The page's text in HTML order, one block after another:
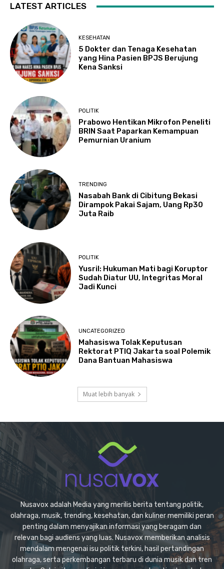
LATEST ARTICLES
KESEHATAN
5 Dokter dan Tenaga Kesehatan
yang Hina Pasien BPJS Berujung
Kena Sanksi
POLITIK
Prabowo Hentikan Mikrofon Peneliti
BRIN Saat Paparkan Kemampuan
Pemurnian Uranium
TRENDING
Nasabah Bank di Cibitung Bekasi
Dirampok Pakai Sajam, Uang Rp30
Juta Raib
POLITIK
Yusril: Hukuman Mati bagi Koruptor
Sudah Diatur UU, Integritas Moral
Jadi Kunci
UNCATEGORIZED
Mahasiswa Tolak Keputusan
Rektorat PTIQ Jakarta soal Polemik
Dana Bantuan Mahasiswa
Muat lebih banyak
Nusavox adalah Media yang merilis berita tentang politik,
olahraga, musik, trending, kesehatan, dan kuliner memiliki peran
penting dalam menyajikan informasi yang beragam dan
relevan bagi audiens yang luas. Nusavox memberikan analisis
mendalam mengenai isu politik terkini, hasil pertandingan
olahraga, serta perkembangan terbaru di dunia musik dan tren